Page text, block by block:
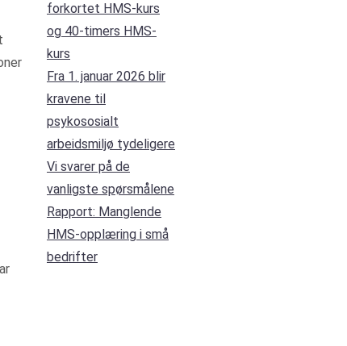
forkortet HMS-kurs
og 40-timers HMS-
kurs
Fra 1. januar 2026 blir
kravene til
psykososialt
arbeidsmiljø tydeligere
Vi svarer på de
vanligste spørsmålene
Rapport: Manglende
HMS-opplæring i små
bedrifter